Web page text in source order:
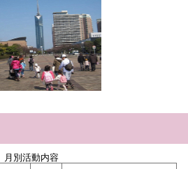
月別活動内容